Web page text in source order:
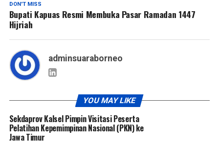
DON'T MISS
Bupati Kapuas Resmi Membuka Pasar Ramadan 1447
Hijriah
adminsuaraborneo
YOU MAY LIKE
Sekdaprov Kalsel Pimpin Visitasi Peserta
Pelatihan Kepemimpinan Nasional (PKN) ke
Jawa Timur